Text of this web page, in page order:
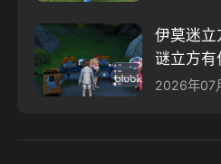
伊莫迷立
谜立方有
2026年07